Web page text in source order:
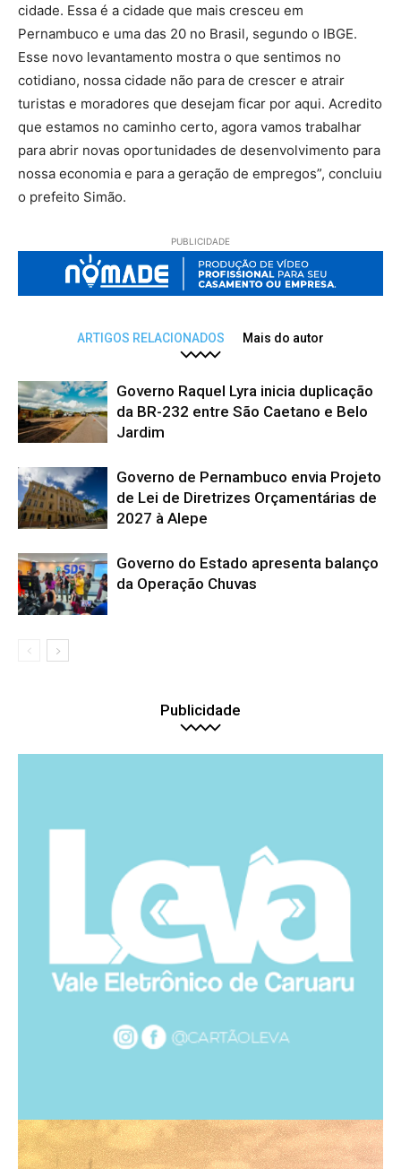
cidade. Essa é a cidade que mais cresceu em
Pernambuco e uma das 20 no Brasil, segundo o IBGE.
Esse novo levantamento mostra o que sentimos no
cotidiano, nossa cidade não para de crescer e atrair
turistas e moradores que desejam ficar por aqui. Acredito
que estamos no caminho certo, agora vamos trabalhar
para abrir novas oportunidades de desenvolvimento para
nossa economia e para a geração de empregos”, concluiu
o prefeito Simão.
PUBLICIDADE
ARTIGOS RELACIONADOS Mais do autor
Governo Raquel Lyra inicia duplicação
da BR-232 entre São Caetano e Belo
Jardim
Governo de Pernambuco envia Projeto
de Lei de Diretrizes Orçamentárias de
2027 à Alepe
Governo do Estado apresenta balanço
da Operação Chuvas
Publicidade